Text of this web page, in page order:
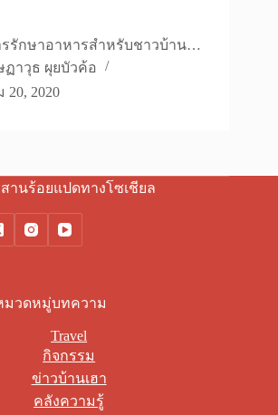
รรักษาอาหารสำหรับชาวบ้าน…
ฏาวุธ ผุยบัวค้อ
2020
านร้อยแปดทางโซเชียล
มวดหมู่บทความ
Travel
กิจกรรม
ข่าวบ้านเฮา
คลังความรู้